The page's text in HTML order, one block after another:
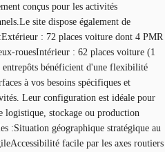
conçus pour les activités
site dispose également de
: 72 places voiture dont 4 PMR
rouesIntérieur : 62 places voiture (1
bénéficient d'une flexibilité
à vos besoins spécifiques et
Leur configuration est idéale pour
logistique, stockage ou production
:Situation géographique stratégique au
facile par les axes routiers